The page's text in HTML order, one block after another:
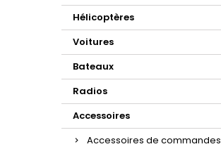
Hélicoptères
Voitures
Bateaux
Radios
Accessoires
Accessoires de commandes